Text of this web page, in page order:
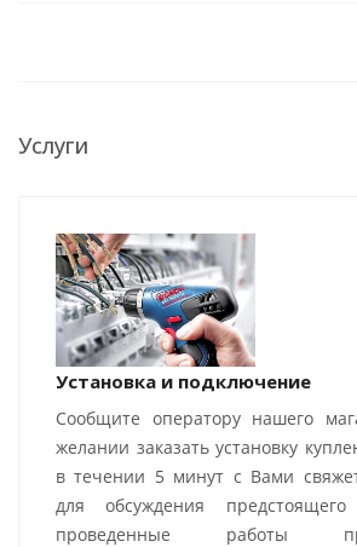
Услуги
Установка и подключение
Сообщите оператору нашего
желании заказать установку
в течении 5 минут с Вами
для обсуждения
проведенные работы